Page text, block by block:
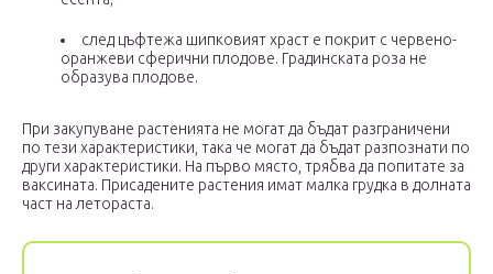
след цъфтежа шипковият храст е покрит с червено-
оранжеви сферични плодове. Градинската роза не
образува плодове.
При закупуване растенията не могат да бъдат разграничени
по тези характеристики, така че могат да бъдат разпознати по
други характеристики. На първо място, трябва да попитате за
ваксината. Присадените растения имат малка грудка в долната
част на летораста.